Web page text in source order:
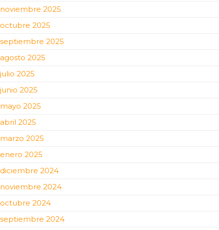
noviembre 2025
octubre 2025
septiembre 2025
agosto 2025
julio 2025
junio 2025
mayo 2025
abril 2025
marzo 2025
enero 2025
diciembre 2024
noviembre 2024
octubre 2024
septiembre 2024